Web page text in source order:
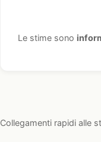
Le stime sono
Collegamenti rapidi alle